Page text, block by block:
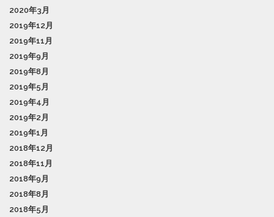
2020年3月
2019年12月
2019年11月
2019年9月
2019年8月
2019年5月
2019年4月
2019年2月
2019年1月
2018年12月
2018年11月
2018年9月
2018年8月
2018年5月